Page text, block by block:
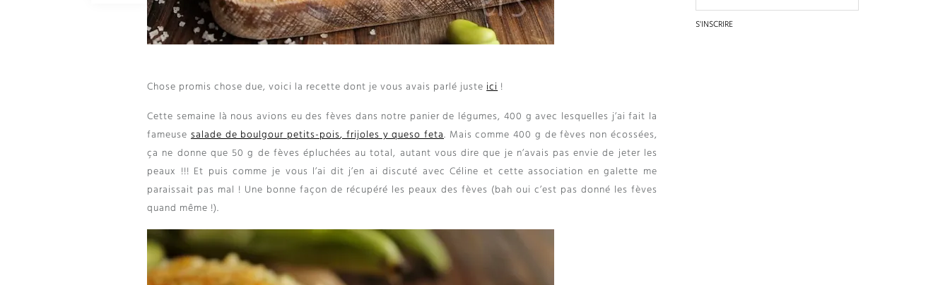
Chose promis chose due,voici la recette dont je vous avais parlé juste ici!
Cette semaine là nous avions eu des fèves dans notre panier de légumes, 400 g avec lesquelles j’ai fait la
fameuse salade de boulgour petits-pois, frijoles y queso feta. Mais comme 400 g de fèves non écossées,
ça ne donne que 50g de fèves épluchées au total, autant vous dire que je n’avais pas envie de jeter les
peaux !!! Et puis comme je vous l’ai dit j’en ai discuté avec Céline et cette association en galette me
paraissait pas mal ! Une bonne façon de récupéré les peaux des fèves (bah oui c’est pas donné les fèves
quand même !).